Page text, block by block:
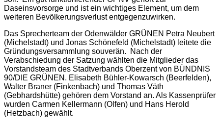
Daseinsvorsorge und ist ein wichtiges Element, um dem
weiteren Bevölkerungsverlust entgegenzuwirken.
Das Sprecherteam der Odenwälder GRÜNEN Petra Neubert
(Michelstadt) und Jonas Schönefeld (Michelstadt) leitete die
Gründungsversammlung souverän. Nach der
Verabschiedung der Satzung wählten die Mitglieder das
Vorstandsteam des Stadtverbands Oberzent von BÜNDNIS
90/DIE GRÜNEN. Elisabeth Bühler-Kowarsch (Beerfelden),
Walter Braner (Finkenbach) und Thomas Väth
(Gebhardshütte) gehören dem Vorstand an. Als Kassenprüfer
wurden Carmen Kellermann (Olfen) und Hans Herold
(Hetzbach) gewählt.